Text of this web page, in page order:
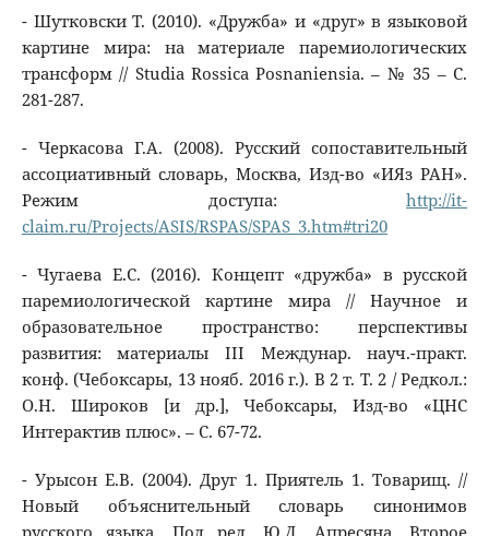
- Шутковски Т. (2010). «Дружба» и «друг» в языковой
картине мира: на материале паремиологических
трансформ // Studia Rossica Posnaniensia. – № 35 – C.
281-287.
- Черкасова Г.А. (2008). Русский сопоставительный
ассоциативный словарь, Москва, Изд-во «ИЯз РАН».
Режим доступа:http://it-
claim.ru/Projects/ASIS/RSPAS/SPAS_3.htm#tri20
- Чугаева Е.С. (2016). Концепт «дружба» в русской
паремиологической картине мира // Научное и
образовательное пространство: перспективы
развития: материалы III Междунар. науч.-практ.
конф. (Чебоксары, 13 нояб. 2016 г.). В 2 т. Т. 2 / Редкол.:
О.Н. Широков [и др.], Чебоксары, Изд-во «ЦНС
Интерактив плюс». – С. 67-72.
- Урысон Е.В. (2004). Друг 1. Приятель 1. Товарищ. //
Новый объяснительный словарь синонимов